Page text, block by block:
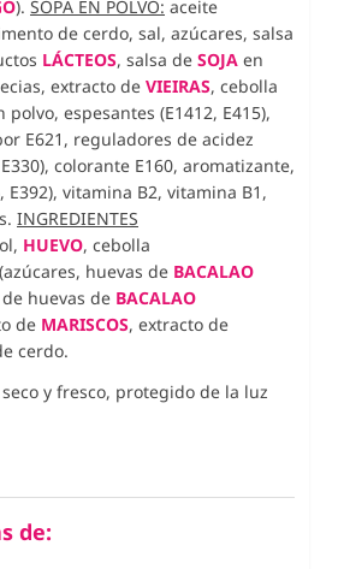
). SOPA EN POLVO: aceite
de cerdo, sal, azúcares, salsa
LÁCTEOS, salsa de SOJA en
extracto de VIEIRAS, cebolla
polvo, espesantes (E1412, E415),
E621, reguladores de acidez
colorante E160, aromatizante,
E392), vitamina B2, vitamina B1,
. INGREDIENTES
HUEVO, cebolla
huevas de BACALAO
huevas de BACALAO
de MARISCOS, extracto de
cerdo.
y fresco, protegido de la luz
de: